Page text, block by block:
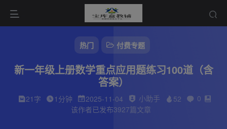
热门 付费专题
新一年级上册数学重点应用题练习100道（含
答案）
21字 1分钟 2025-11-04 小助手 52
0
该作者已发布3927篇文章